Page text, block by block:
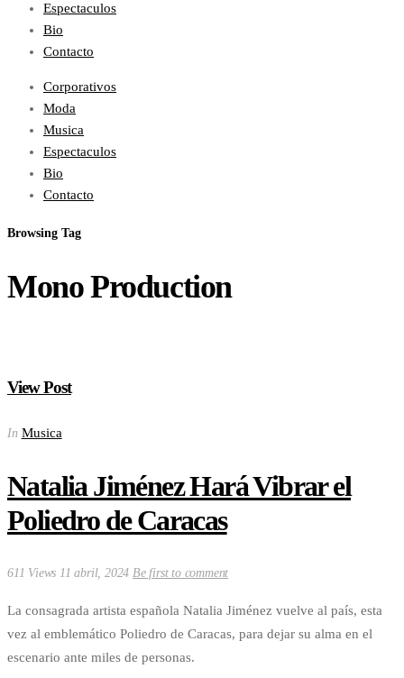
Espectaculos
Bio
Contacto
Corporativos
Moda
Musica
Espectaculos
Bio
Contacto
Browsing Tag
Mono Production
View Post
In Musica
Natalia Jiménez Hará Vibrar el
Poliedro de Caracas
611 Views 11 abril, 2024 Be first to comment
La consagrada artista española Natalia Jiménez vuelve al país, esta
vez al emblemático Poliedro de Caracas, para dejar su alma en el
escenario ante miles de personas.